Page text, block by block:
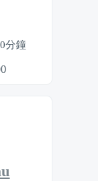
分鐘